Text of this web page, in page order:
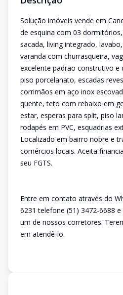
Solução imóveis vende em
de esquina com 03
sacada, living integrado,
varanda com churrasqueira,
excelente padrão construtivo
piso porcelanato, escadas
corrimãos em aço inox
quente, teto com rebaixo em
estar, esperas para split, piso
rodapés em PVC, esquadrias
Localizado em bairro nobre e
comércios locais. Aceita
seu FGTS.
Entre em contato através do
6231 telefone (51) 3472-6688
um de nossos corretores.
em atendê-lo.